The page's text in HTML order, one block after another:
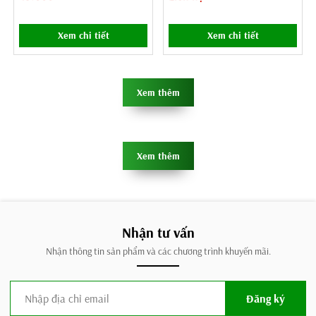
- Khi có được chuột dính vào keo, bạn nên gỡ ra, bỏ chuột đi và
SenAgri.vn là đối tác chiến lược của An Phát, chúng tôi là đơn vị
chính thức phân phối các sản phẩm của An Phát trên nền tảng
dụng tại nhà, kho, văn phòng...
- Bán buôn cho các đại lý là các cửa hàng bảo vệ thực vật trên
Xem chi tiết Xem chi tiết
Xem thêm
Xem thêm
Nhận tư vấn
Nhận thông tin sản phẩm và các chương trình khuyến mãi.
Đăng ký